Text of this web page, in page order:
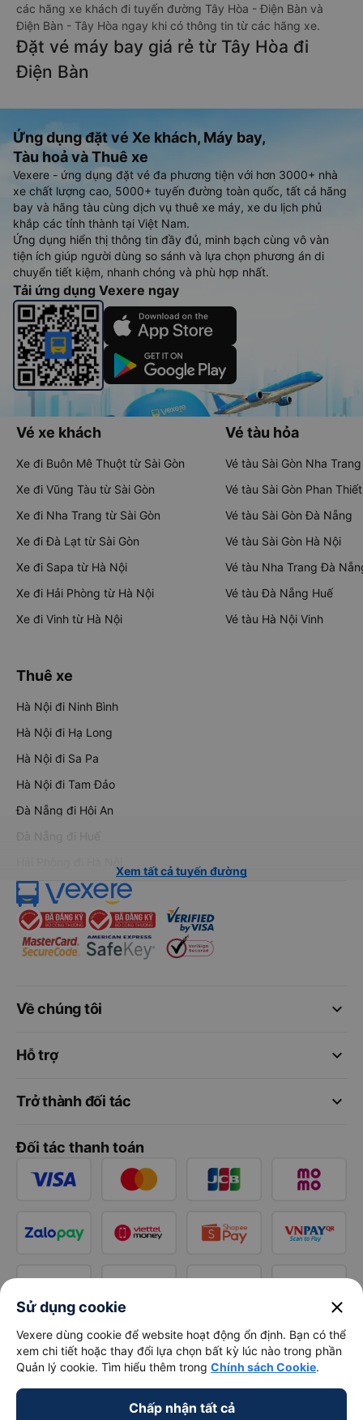
các hãng xe khách đi tuyến đường Tây Hòa - Điện Bàn và
Điện Bàn - Tây Hòa ngay khi có thông tin từ các hãng xe.
Đặt vé máy bay giá rẻ từ Tây Hòa đi
Điện Bàn
Ứng dụng đặt vé Xe khách, Máy bay,
Tàu hoả và Thuê xe
Vexere - ứng dụng đặt vé đa phương tiện với hơn 3000+ nhà
xe chất lượng cao, 5000+ tuyến đường toàn quốc, tất cả hãng
bay và hãng tàu cùng dịch vụ thuê xe máy, xe du lịch phủ
khắp các tỉnh thành tại Việt Nam.
Ứng dụng hiển thị thông tin đầy đủ, minh bạch cùng vô vàn
tiện ích giúp người dùng so sánh và lựa chọn phương án di
chuyển tiết kiệm, nhanh chóng và phù hợp nhất.
Tải ứng dụng Vexere ngay
Vé xe khách
Xe đi Buôn Mê Thuột từ Sài Gòn
Xe đi Vũng Tàu từ Sài Gòn
Xe đi Nha Trang từ Sài Gòn
Xe đi Đà Lạt từ Sài Gòn
Xe đi Sapa từ Hà Nội
Xe đi Hải Phòng từ Hà Nội
Xe đi Vinh từ Hà Nội
Vé tàu hỏa
Vé tàu Sài Gòn Nha Trang
Vé tàu Sài Gòn Phan Thiết
Vé tàu Sài Gòn Đà Nẵng
Vé tàu Sài Gòn Hà Nội
Vé tàu Nha Trang Đà
Vé tàu Đà Nẵng Huế
Vé tàu Hà Nội Vinh
Thuê xe
Hà Nội đi Ninh Bình
Hà Nội đi Hạ Long
Hà Nội đi Sa Pa
Hà Nội đi Tam Đảo
Đà Nẵng đi Hội An
Đà Nẵng đi Huế
Xem tất cả tuyến đường
keyboard_arrow_down
Về chúng tôi
keyboard_arrow_down
Hỗ trợ
keyboard_arrow_down
Trở thành đối tác
Đối tác thanh toán
Sử dụng cookie close
Vexere dùng cookie để website hoạt động ổn định. Bạn có thể
xem chi tiết hoặc thay đổi lựa chọn bất kỳ lúc nào trong phần
Quản lý cookie. Tìm hiểu thêm trong Chính sách Cookie.
Chấp nhận tất cả